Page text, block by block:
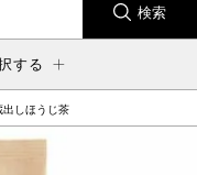
検索
する
しほうじ茶